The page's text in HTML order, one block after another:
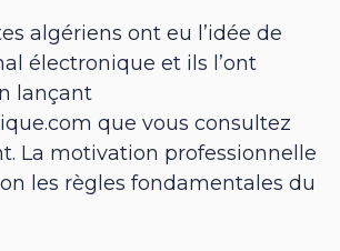
algériens ont eu l’idée de
électronique et ils l’ont
lançant
que vous consultez
La motivation professionnelle
les règles fondamentales du